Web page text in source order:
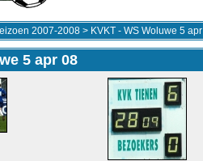
2007-2008 > KVKT - WS Woluwe 5
5 apr 08